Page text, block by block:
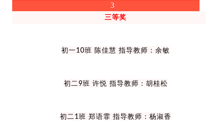
3
三等奖
初一10班 陈佳慧 指导教师：余敏
初二9班 许悦 指导教师：胡桂松
初二1班 郑语霏 指导教师：杨淑香